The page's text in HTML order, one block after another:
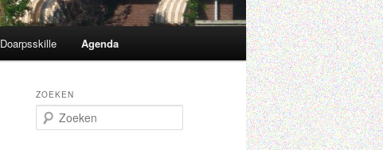
Doarpsskille Agenda
ZOEKEN
o